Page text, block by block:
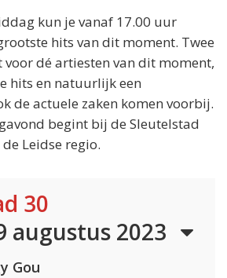
kun je vanaf 17.00 uur
hits van dit moment. Twee
dé artiesten van dit moment,
hits en natuurlijk een
de actuele zaken komen voorbij.
begint bij de Sleutelstad
Leidse regio.
30
augustus 2023
Gou